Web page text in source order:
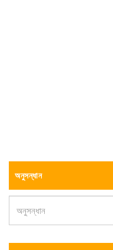
অনুসন্ধান